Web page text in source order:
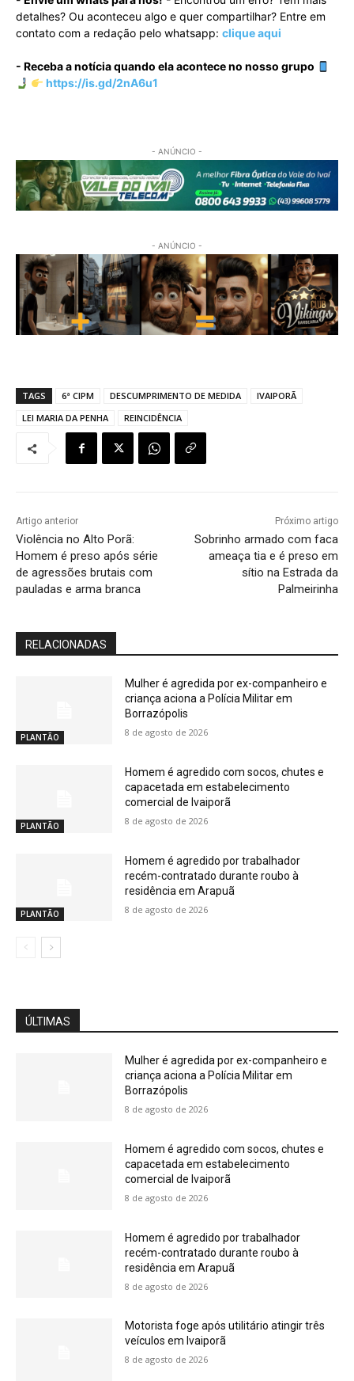
detalhes? Ou aconteceu algo e quer compartilhar? Entre em
contato com a redação pelo whatsapp: clique aqui
- Receba a notícia quando ela acontece no nosso grupo
https://is.gd/2nA6u1
- ANÚNCIO -
- ANÚNCIO -
TAGS 6ª CIPM DESCUMPRIMENTO DE MEDIDA
IVAIPORÃ
LEI MARIA DA PENHA
REINCIDÊNCIA
Artigo anterior
Violência no Alto Porã:
Homem é preso após série
de agressões brutais com
pauladas e arma branca
Próximo artigo
Sobrinho armado com faca
ameaça tia e é preso em
sítio na Estrada da
Palmeirinha
RELACIONADAS
PLANTÃO
Mulher é agredida por ex-companheiro e
criança aciona a Polícia Militar em
Borrazópolis
8 de agosto de 2026
PLANTÃO
Homem é agredido com socos, chutes e
capacetada em estabelecimento
comercial de Ivaiporã
8 de agosto de 2026
PLANTÃO
Homem é agredido por trabalhador
recém-contratado durante roubo à
residência em Arapuã
8 de agosto de 2026
ÚLTIMAS
Mulher é agredida por ex-companheiro e
criança aciona a Polícia Militar em
Borrazópolis
8 de agosto de 2026
Homem é agredido com socos, chutes e
capacetada em estabelecimento
comercial de Ivaiporã
8 de agosto de 2026
Homem é agredido por trabalhador
recém-contratado durante roubo à
residência em Arapuã
8 de agosto de 2026
Motorista foge após utilitário atingir três
veículos em Ivaiporã
8 de agosto de 2026